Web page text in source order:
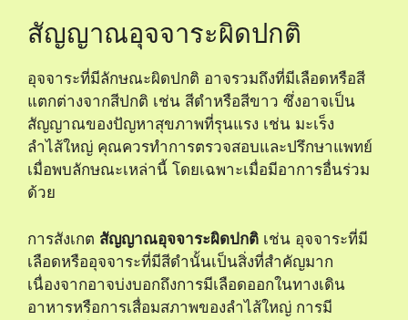
สัญญาณอุจจาระผิดปกติ
อุจจาระที่มีลักษณะผิดปกติ อาจรวมถึงที่มีเลือดหรือสี
แตกต่างจากสีปกติ เช่น สีดำหรือสีขาว ซึ่งอาจเป็น
สัญญาณของปัญหาสุขภาพที่รุนแรง เช่น มะเร็ง
ลำไส้ใหญ่ คุณควรทำการตรวจสอบและปรึกษาแพทย์
เมื่อพบลักษณะเหล่านี้ โดยเฉพาะเมื่อมีอาการอื่นร่วม
ด้วย
การสังเกต สัญญาณอุจจาระผิดปกติ เช่น อุจจาระที่มี
เลือดหรืออุจจาระที่มีสีดำนั้นเป็นสิ่งที่สำคัญมาก
เนื่องจากอาจบ่งบอกถึงการมีเลือดออกในทางเดิน
อาหารหรือการเสื่อมสภาพของลำไส้ใหญ่ การมี